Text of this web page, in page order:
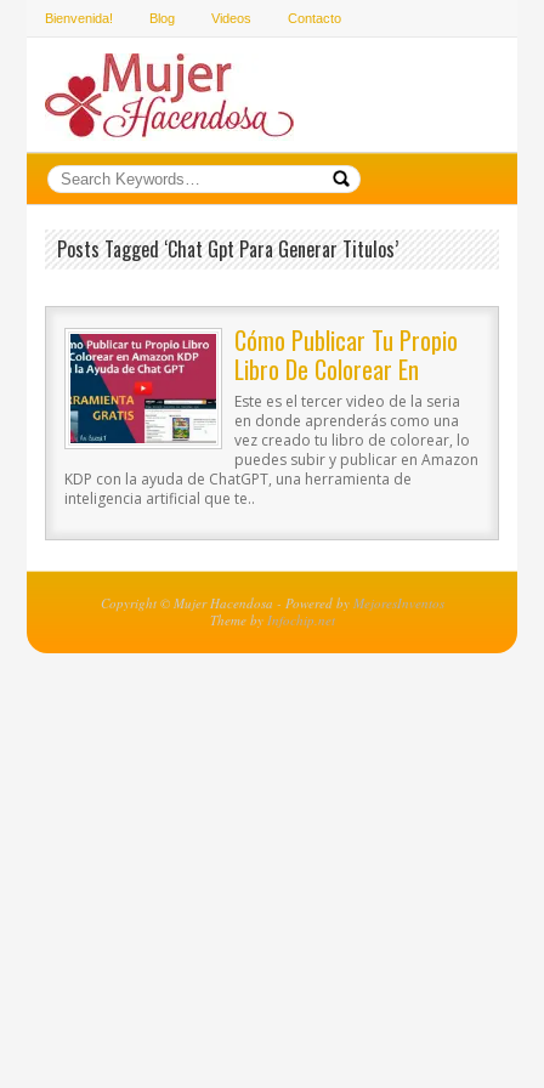
Bienvenida! Blog Videos Contacto
Posts Tagged ‘chat Gpt Para Generar Titulos’
Cómo Publicar Tu Propio
Libro De Colorear En
Amazon KDP Con La Ayuda
De ChatGPT
Este es el tercer video de la seria
en donde aprenderás como una
vez creado tu libro de colorear, lo
puedes subir y publicar en Amazon
KDP con la ayuda de ChatGPT, una herramienta de
inteligencia artificial que te..
Copyright © Mujer Hacendosa - Powered by MejoresInventos
Theme by Infochip.net